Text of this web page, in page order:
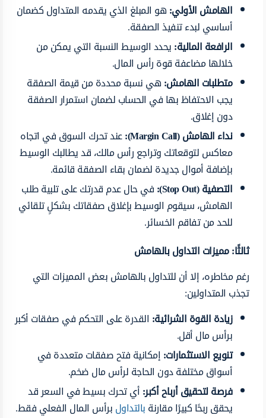
الهامش الأولي:هو المبلغ الذي يقدمه المتداول كضمان
أساسي لبدء تنفيذ الصفقة.
الرافعة المالية:يحدد الوسيط النسبة التي يمكن من
خلالها مضاعفة قوة رأس المال.
متطلبات الهامش:هي نسبة محددة من قيمة الصفقة
يجب الاحتفاظ بها في الحساب لضمان استمرار الصفقة
دون إغلاق.
نداء الهامش (Margin Call):
عند تحرك السوق في اتجاه
معاكس لتوقعاتك وتراجع رأس مالك، قد يطالبك الوسيط
بإضافة أموال جديدة لضمان بقاء الصفقة قائمة.
التصفية (Stop Out):
في حال عدم قدرتك على تلبية طلب
الهامش، سيقوم الوسيط بإغلاق صفقاتك بشكلٍ تلقائي
للحد من تفاقم الخسائر.
ثالثًا: مميزات التداول بالهامش
رغم مخاطره، إلا أن للتداول بالهامش بعض المميزات التي
تجذب المتداولين:
زيادة القوة الشرائية: القدرة على التحكم في صفقات أكبر
برأس مال أقل.
تنويع الاستثمارات:إمكانية فتح صفقات متعددة في
أسواق مختلفة دون الحاجة لرأس مال ضخم.
فرصة لتحقيق أرباح أكبر:أي تحرك بسيط في السعر قد
يحقق ربحًا كبيرًا مقارنةبالتداولبرأس المال الفعلي فقط.